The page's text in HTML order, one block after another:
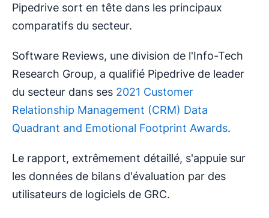
Pipedrive sort en tête dans les principaux
comparatifs du secteur.
Software Reviews, une division de l'Info-Tech
Research Group, a qualifié Pipedrive de leader
du secteur dans ses 2021 Customer
Relationship Management (CRM) Data
Quadrant and Emotional Footprint Awards.
Le rapport, extrêmement détaillé, s'appuie sur
les données de bilans d'évaluation par des
utilisateurs de logiciels de GRC.